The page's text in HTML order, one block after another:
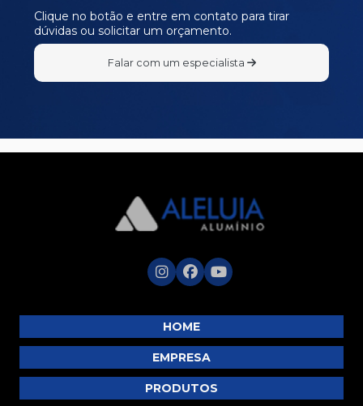
MP370
MP371
MP373
MP378
MP395
MP396
MP397
MP404
Clique no botão e entre em contato para tirar
dúvidas ou solicitar um orçamento.
Falar com um especialista
HOME
EMPRESA
PRODUTOS